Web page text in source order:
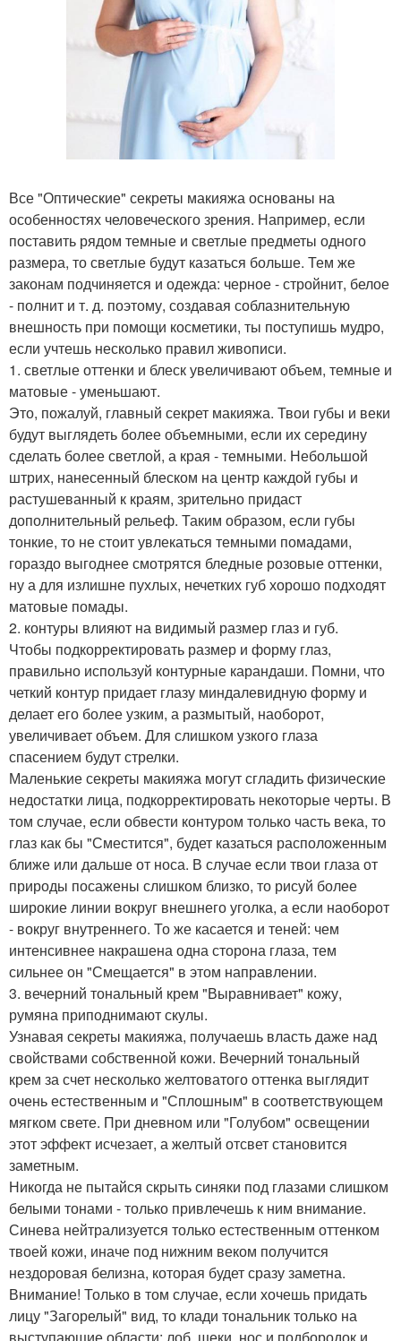
Все "Оптические" секреты макияжа основаны на
особенностях человеческого зрения. Например, если
поставить рядом темные и светлые предметы одного
размера, то светлые будут казаться больше. Тем же
законам подчиняется и одежда: черное - стройнит, белое
- полнит и т. д. поэтому, создавая соблазнительную
внешность при помощи косметики, ты поступишь мудро,
если учтешь несколько правил живописи.
1. светлые оттенки и блеск увеличивают объем, темные и
матовые - уменьшают.
Это, пожалуй, главный секрет макияжа. Твои губы и веки
будут выглядеть более объемными, если их середину
сделать более светлой, а края - темными. Небольшой
штрих, нанесенный блеском на центр каждой губы и
растушеванный к краям, зрительно придаст
дополнительный рельеф. Таким образом, если губы
тонкие, то не стоит увлекаться темными помадами,
гораздо выгоднее смотрятся бледные розовые оттенки,
ну а для излишне пухлых, нечетких губ хорошо подходят
матовые помады.
2. контуры влияют на видимый размер глаз и губ.
Чтобы подкорректировать размер и форму глаз,
правильно используй контурные карандаши. Помни, что
четкий контур придает глазу миндалевидную форму и
делает его более узким, а размытый, наоборот,
увеличивает объем. Для слишком узкого глаза
спасением будут стрелки.
Маленькие секреты макияжа могут сгладить физические
недостатки лица, подкорректировать некоторые черты. В
том случае, если обвести контуром только часть века, то
глаз как бы "Сместится", будет казаться расположенным
ближе или дальше от носа. В случае если твои глаза от
природы посажены слишком близко, то рисуй более
широкие линии вокруг внешнего уголка, а если наоборот
- вокруг внутреннего. То же касается и теней: чем
интенсивнее накрашена одна сторона глаза, тем
сильнее он "Смещается" в этом направлении.
3. вечерний тональный крем "Выравнивает" кожу,
румяна приподнимают скулы.
Узнавая секреты макияжа, получаешь власть даже над
свойствами собственной кожи. Вечерний тональный
крем за счет несколько желтоватого оттенка выглядит
очень естественным и "Сплошным" в соответствующем
мягком свете. При дневном или "Голубом" освещении
этот эффект исчезает, а желтый отсвет становится
заметным.
Никогда не пытайся скрыть синяки под глазами слишком
белыми тонами - только привлечешь к ним внимание.
Синева нейтрализуется только естественным оттенком
твоей кожи, иначе под нижним веком получится
нездоровая белизна, которая будет сразу заметна.
Внимание! Только в том случае, если хочешь придать
лицу "Загорелый" вид, то клади тональник только на